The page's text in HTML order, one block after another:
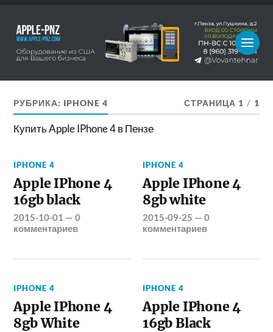
РУБРИКА: IPHONE 4 СТРАНИЦА 1 / 1
Купить Apple IPhone 4 в Пензе
IPHONE 4
Apple IPhone 4
16gb black
2015-10-01 —0
комментариев
IPHONE 4
Apple IPhone 4
8gb white
2015-09-25 —0
комментариев
IPHONE 4
Apple IPhone 4
8gb White
IPHONE 4
Apple IPhone 4
16gb Black